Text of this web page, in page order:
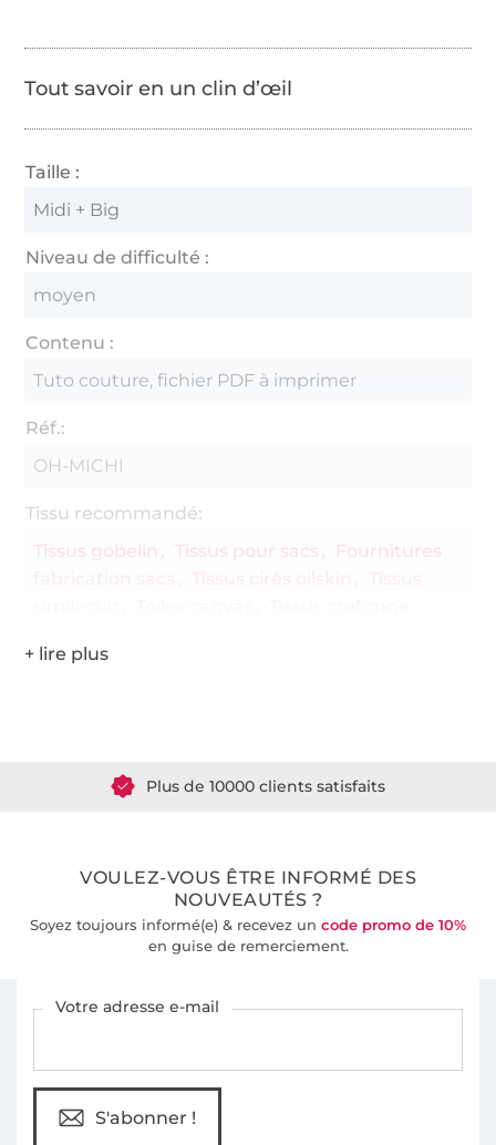
Tout savoir en un clin d’œil
Taille :
Midi + Big
Niveau de difficulté :
moyen
Contenu :
Tuto couture, fichier PDF à imprimer
Réf.:
OH-MICHI
Tissu recommandé:
Tissus gobelin
Tissus pour sacs
Fournitures
VOULEZ-VOUS ÊTRE INFORMÉ DES
NOUVEAUTÉS ?
Soyez toujours informé(e) & recevez un code promo de 10%
en guise de remerciement.
Votre adresse e-mail
S'abonner !